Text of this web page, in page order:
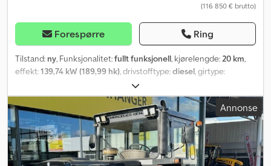
(116 850 € brutto)
Forespørre Ring
Tilstand: ny, Funksjonalitet:fullt funksjonell, kjørelengde:20 km,
effekt:139,74 kW (189,99 hk), drivstofftype:diesel, girtype:
4 325 mm
registrering:01/2025, drivstofftank kapasitet:93 l, farge:svart,
antall seter:21 , Byggeår: 2026, Utstyr:ABS, aircondition,
antispinnsystem, bruktkjøretøygaranti, elektronisk
stabilitetsprogram (ESP), immobilisersystem, kjørecomputer,
kollisjonspute, navigasjonssystem, parkeringssensorer,
parkeringsvarmer, partikkelfilter, ryggekamera, sentral låsing,
Annonse